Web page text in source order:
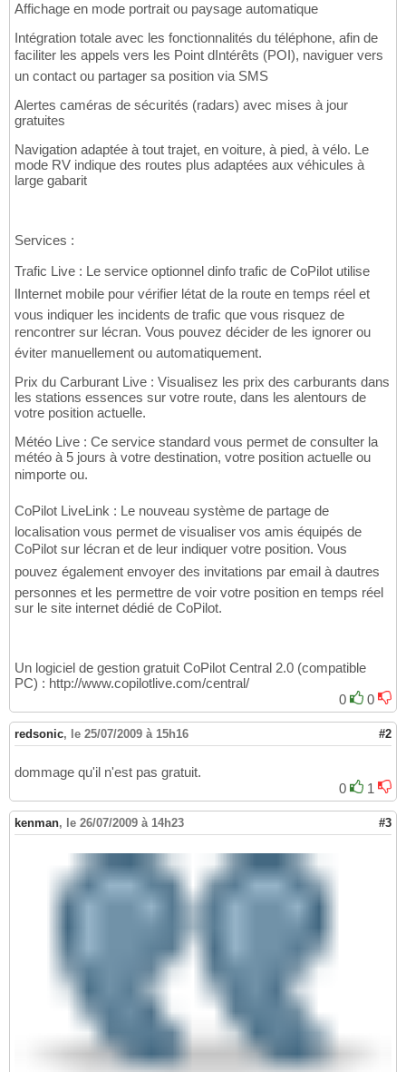
Affichage en mode portrait ou paysage automatique
Intégration totale avec les fonctionnalités du téléphone, afin de
faciliter les appels vers les Point dIntérêts (POI), naviguer vers
un contact ou partager sa position via SMS
Alertes caméras de sécurités (radars) avec mises à jour
gratuites
Navigation adaptée à tout trajet, en voiture, à pied, à vélo. Le
mode RV indique des routes plus adaptées aux véhicules à
large gabarit
Services :
Trafic Live : Le service optionnel dinfo trafic de CoPilot utilise
lInternet mobile pour vérifier létat de la route en temps réel et
vous indiquer les incidents de trafic que vous risquez de
rencontrer sur lécran. Vous pouvez décider de les ignorer ou
éviter manuellement ou automatiquement.
Prix du Carburant Live : Visualisez les prix des carburants dans
les stations essences sur votre route, dans les alentours de
votre position actuelle.
Météo Live : Ce service standard vous permet de consulter la
météo à 5 jours à votre destination, votre position actuelle ou
nimporte ou.
CoPilot LiveLink : Le nouveau système de partage de
localisation vous permet de visualiser vos amis équipés de
CoPilot sur lécran et de leur indiquer votre position. Vous
pouvez également envoyer des invitations par email à dautres
personnes et les permettre de voir votre position en temps réel
sur le site internet dédié de CoPilot.
Un logiciel de gestion gratuit CoPilot Central 2.0 (compatible
PC) : http://www.copilotlive.com/central/
0
0
redsonic, le 25/07/2009 à 15h16 #2
dommage qu'il n'est pas gratuit.
0
1
kenman, le 26/07/2009 à 14h23 #3